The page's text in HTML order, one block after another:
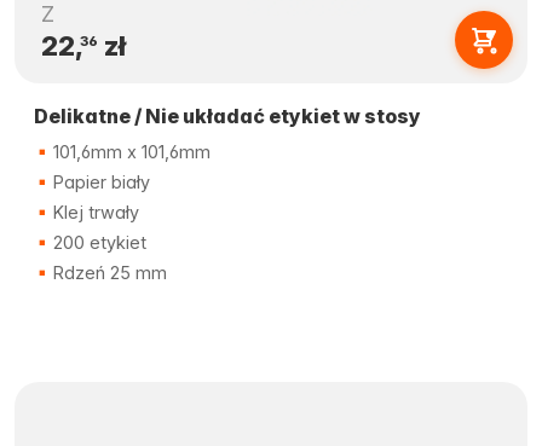
Z
22,36 zł
Delikatne / Nie układać etykiet w stosy
101,6mm x 101,6mm
Papier biały
Klej trwały
200 etykiet
Rdzeń 25 mm